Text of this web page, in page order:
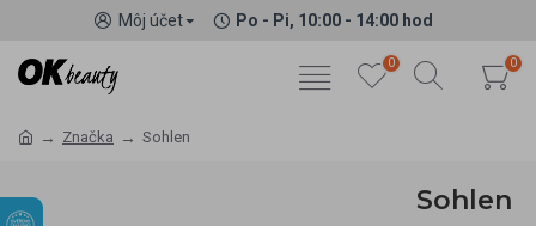
Môj účet Po - Pi, 10:00 - 14:00 hod
0 0
Značka Sohlen
Sohlen